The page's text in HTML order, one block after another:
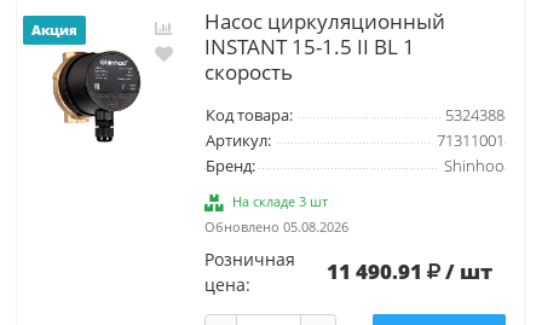
Акция
Насос циркуляционный
INSTANT 15-1.5 II BL 1
скорость
Код товара:
5324388
Артикул:
71311001
Бренд:
Shinhoo
На складе 3 шт
Обновлено 05.08.2026
Розничная
цена:
11 490.91 / шт